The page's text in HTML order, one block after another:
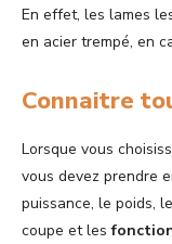
En effet, les lames
en acier trempé, en
Connaitre
Lorsque vous
vous devez prendre
puissance, le poids,
coupe et les